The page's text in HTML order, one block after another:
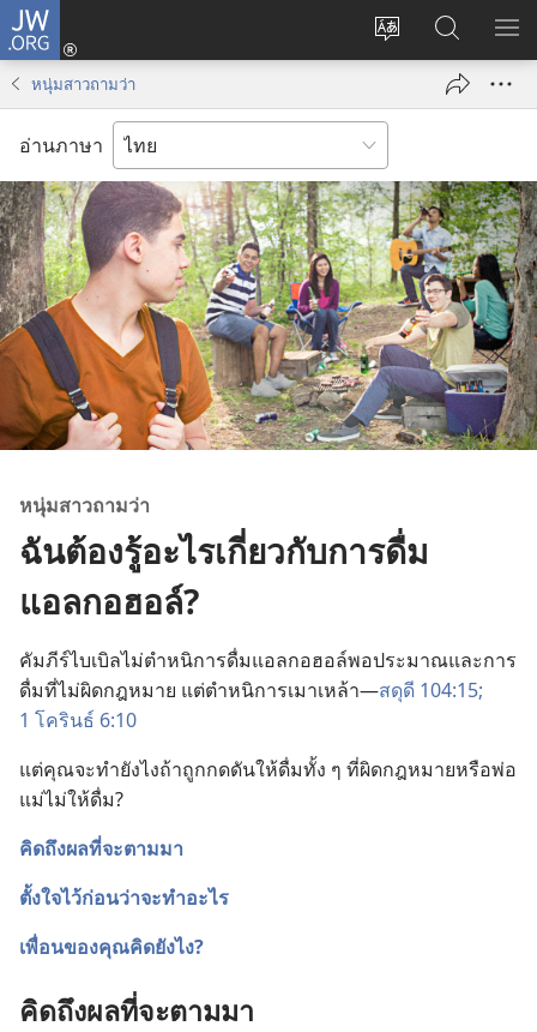
JW.ORG
เปลี่ยน
เข้า
(เปิด
ใหม่)
ค้นหา
ใน
JW.ORG
แส
หนุ่มสาวถามว่า
อ่านภาษา
หนุ่ม​สาว​ถาม​ว่า
ฉันต้องรู้อะไรเกี่ยวกับการดื่ม
แอลกอฮอล์?
คัมภีร์​ไบเบิล​ไม่​ตำหนิ​การ​ดื่ม​แอลกอฮอล์​พอ​ประมาณ​และ​การ​
ดื่ม​ที่​ไม่​ผิด​กฎหมาย แต่​ตำหนิ​การ​เมา​เหล้า—สดุดี 104:15;
1 โครินธ์ 6:10
แต่​คุณ​จะ​ทำ​ยัง​ไง​ถ้า​ถูก​กดดัน​ให้​ดื่ม​ทั้ง ๆ ที่​ผิด​กฎหมาย​หรือ​พ่อ​
แม่​ไม่​ให้​ดื่ม?
คิด​ถึง​ผล​ที่​จะ​ตาม​มา
ตั้งใจ​ไว้​ก่อน​ว่า​จะ​ทำ​อะไร
เพื่อน​ของ​คุณ​คิด​ยัง​ไง?
คิด​ถึง​ผล​ที่​จะ​ตาม​มา